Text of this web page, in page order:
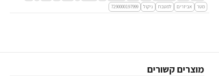
מטר
אביזרים למטבח ניקול 7290000197999
מוצרים קשורים